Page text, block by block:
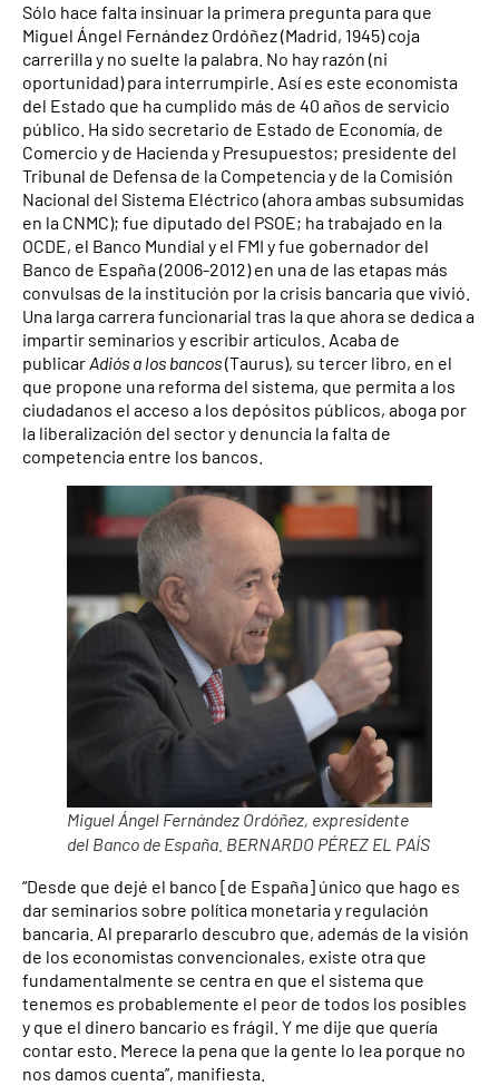
Sólo hace falta insinuar la primera pregunta para que
Miguel Ángel Fernández Ordóñez (Madrid, 1945) coja
carrerilla y no suelte la palabra. No hay razón (ni
oportunidad) para interrumpirle. Así es este economista
del Estado que ha cumplido más de 40 años de servicio
público. Ha sido secretario de Estado de Economía, de
Comercio y de Hacienda y Presupuestos; presidente del
Tribunal de Defensa de la Competencia y de la Comisión
Nacional del Sistema Eléctrico (ahora ambas subsumidas
en la CNMC); fue diputado del PSOE; ha trabajado en la
OCDE, el Banco Mundial y el FMI y fue gobernador del
Banco de España (2006-2012) en una de las etapas más
convulsas de la institución por la crisis bancaria que vivió.
Una larga carrera funcionarial tras la que ahora se dedica a
impartir seminarios y escribir artículos. Acaba de
publicarAdiós a los bancos(Taurus), su tercer libro, en el
que propone una reforma del sistema, que permita a los
ciudadanos el acceso a los depósitos públicos, aboga por
la liberalización del sector y denuncia la falta de
competencia entre los bancos.
Miguel Ángel Fernández Ordóñez, expresidente
del Banco de España. BERNARDO PÉREZ EL PAÍS
“Desde que dejé el banco [de España] único que hago es
dar seminarios sobre política monetaria y regulación
bancaria. Al prepararlo descubro que, además de la visión
de los economistas convencionales, existe otra que
fundamentalmente se centra en que el sistema que
tenemos es probablemente el peor de todos los posibles
y que el dinero bancario es frágil. Y me dije que quería
contar esto. Merece la pena que la gente lo lea porque no
nos damos cuenta”, manifiesta.